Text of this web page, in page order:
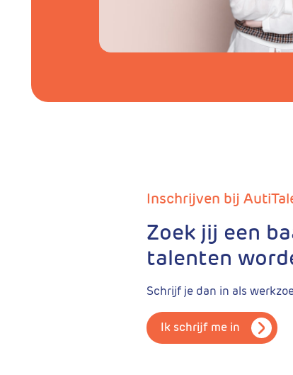
Inschrijven bij
Zoek jij een
talenten
Schrijf je dan in als
Ik schrijf me in